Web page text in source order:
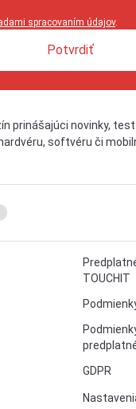
spracovaním údajov.
Potvrdiť
prinášajúci novinky,
softvéru či
TOUCHIT
GDPR